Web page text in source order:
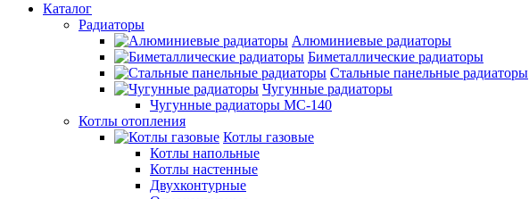
Каталог
Радиаторы
Алюминиевые радиаторы
Биметаллические радиаторы
Стальные панельные радиаторы
Чугунные радиаторы
Чугунные радиаторы МС-140
Котлы отопления
Котлы газовые
Котлы напольные
Котлы настенные
Двухконтурные